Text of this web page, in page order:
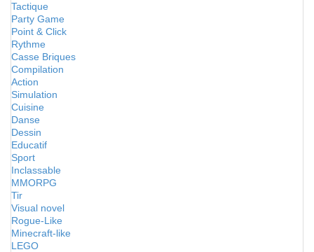
Tactique
Party Game
Point & Click
Rythme
Casse Briques
Compilation
Action
Simulation
Cuisine
Danse
Dessin
Educatif
Sport
Inclassable
MMORPG
Tir
Visual novel
Rogue-Like
Minecraft-like
LEGO